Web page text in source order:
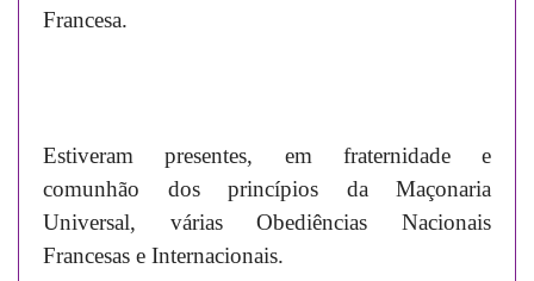
Francesa.
Estiveram presentes, em fraternidade e
comunhão dos princípios da Maçonaria
Universal, várias Obediências Nacionais
Francesas e Internacionais.